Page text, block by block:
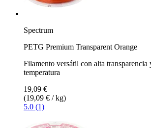
Spectrum
PETG Premium Transparent Orange
Filamento versátil con alta transparencia
temperatura
19,09 €
(19,09 € / kg)
5.0 (1)